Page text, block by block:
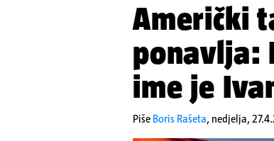
Američki
ponavlja:
ime je
Piše Boris Rašeta, nedjelja,